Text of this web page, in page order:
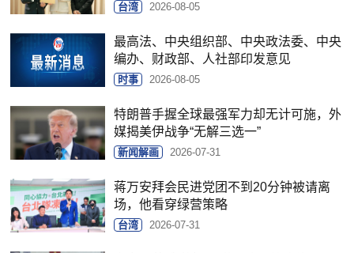
台湾 2026-08-05
最高法、中央组织部、中央政法委、中央
编办、财政部、人社部印发意见
时事 2026-08-05
特朗普手握全球最强军力却无计可施，外
媒揭美伊战争“无解三选一”
新闻解画 2026-07-31
蒋万安拜会民进党团不到20分钟被请离
场，他看穿绿营策略
台湾 2026-07-31